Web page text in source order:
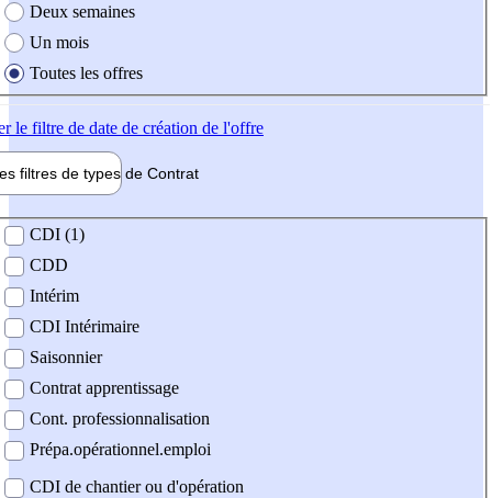
Deux semaines
Un mois
Toutes les offres
le filtre de date de création de l'offre
filtres de types de Contrat
contrat
CDI (1)
CDD
Intérim
CDI Intérimaire
Saisonnier
Contrat apprentissage
Cont. professionnalisation
Prépa.opérationnel.emploi
CDI de chantier ou d'opération